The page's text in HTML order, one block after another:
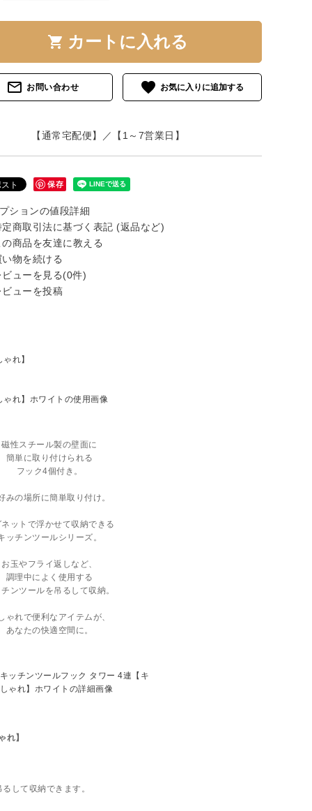
shopping_cart カートに入れる
mail_outline お問い合わせ favorite
【通常宅配便】／【1～7営業日】
保存
ションの値段詳細
商取引法に基づく表記 (返品など)
商品を友達に教える
物を続ける
ューを見る(0件)
ューを投稿
磁性スチール製の壁面に
簡単に取り付けられる
フック4個付き。
みの場所に簡単取り付け。
ットで浮かせて収納できる
ッチンツールシリーズ。
お玉やフライ返しなど、
調理中によく使用する
ンツールを吊るして収納。
ゃれで便利なアイテムが、
あなたの快適空間に。
れ】
して収納できます。